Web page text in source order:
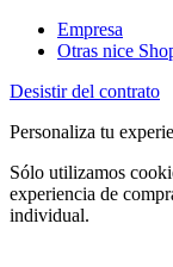
Empresa
Otras nice
Desistir del contrato
Personaliza tu
Sólo utilizamos
experiencia de
individual.